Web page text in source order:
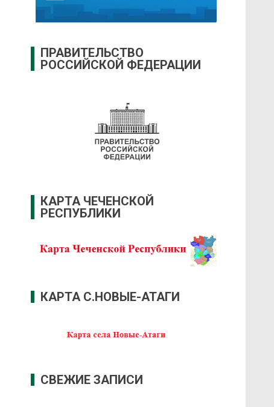
ПРАВИТЕЛЬСТВО
РОССИЙСКОЙ ФЕДЕРАЦИИ
КАРТА ЧЕЧЕНСКОЙ
РЕСПУБЛИКИ
КАРТА С.НОВЫЕ-АТАГИ
СВЕЖИЕ ЗАПИСИ